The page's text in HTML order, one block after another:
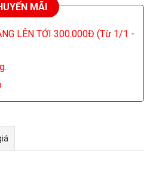
MÃI
LÊN TỚI 300.000Đ (Từ 1/1 -